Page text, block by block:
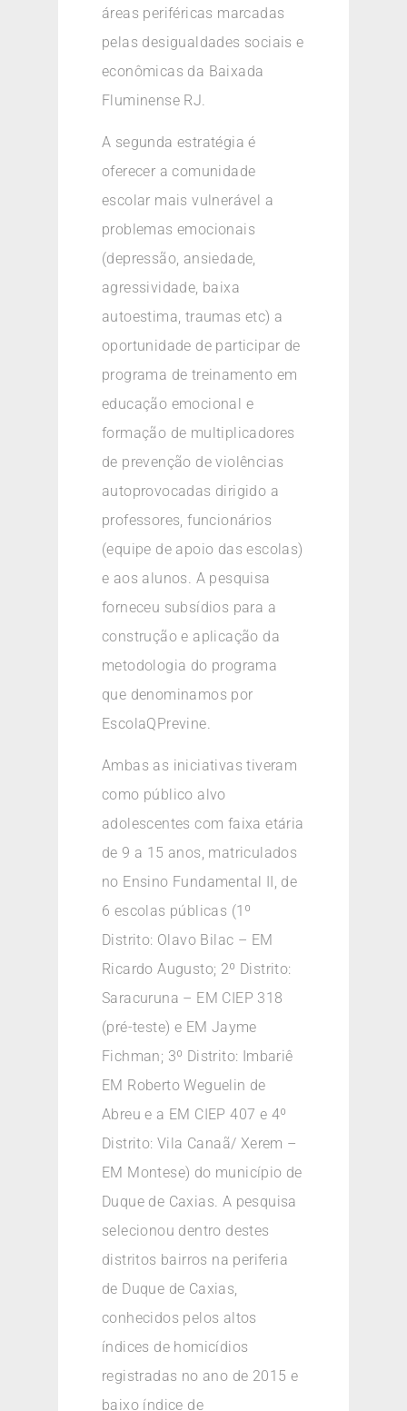
áreas periféricas marcadas
pelas desigualdades sociais e
econômicas da Baixada
Fluminense RJ.
A segunda estratégia é
oferecer a comunidade
escolar mais vulnerável a
problemas emocionais
(depressão, ansiedade,
agressividade, baixa
autoestima, traumas etc) a
oportunidade de participar de
programa de treinamento em
educação emocional e
formação de multiplicadores
de prevenção de violências
autoprovocadas dirigido a
professores, funcionários
(equipe de apoio das escolas)
e aos alunos. A pesquisa
forneceu subsídios para a
construção e aplicação da
metodologia do programa
que denominamos por
EscolaQPrevine.
Ambas as iniciativas tiveram
como público alvo
adolescentes com faixa etária
de 9 a 15 anos, matriculados
no Ensino Fundamental II, de
6 escolas públicas (1º
Distrito: Olavo Bilac – EM
Ricardo Augusto; 2º Distrito:
Saracuruna – EM CIEP 318
(pré-teste) e EM Jayme
Fichman; 3º Distrito: Imbariê
EM Roberto Weguelin de
Abreu e a EM CIEP 407 e 4º
Distrito: Vila Canaã/ Xerem –
EM Montese) do município de
Duque de Caxias. A pesquisa
selecionou dentro destes
distritos bairros na periferia
de Duque de Caxias,
conhecidos pelos altos
índices de homicídios
registradas no ano de 2015 e
baixo índice de